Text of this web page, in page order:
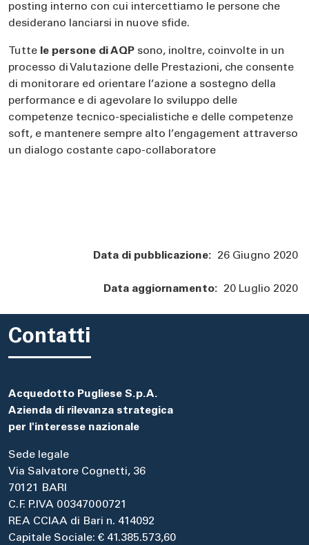
posting interno con cui intercettiamo le persone che
desiderano lanciarsi in nuove sfide.
Tutte le persone di AQP sono, inoltre, coinvolte in un
processo di Valutazione delle Prestazioni, che consente
di monitorare ed orientare l’azione a sostegno della
performance e di agevolare lo sviluppo delle
competenze tecnico-specialistiche e delle competenze
soft, e mantenere sempre alto l’engagement attraverso
un dialogo costante capo-collaboratore
Data di pubblicazione: 26 Giugno 2020
Data aggiornamento: 20 Luglio 2020
Contatti
Acquedotto Pugliese S.p.A.
Azienda di rilevanza strategica
per l'interesse nazionale
Sede legale
Via Salvatore Cognetti, 36
70121 BARI
C.F. P.IVA 00347000721
REA CCIAA di Bari n. 414092
Capitale Sociale: € 41.385.573,60